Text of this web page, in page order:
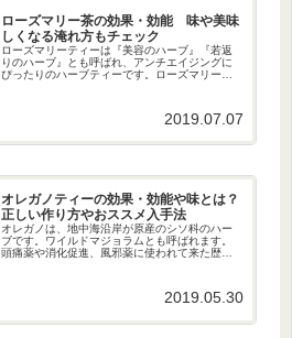
ローズマリー茶の効果・効能 味や美味
しくなる淹れ方もチェック
ローズマリーティーは『美容のハーブ』『若返
りのハーブ』とも呼ばれ、アンチエイジングに
ぴったりのハーブティーです。ローズマリー
2019.07.07
オレガノティーの効果・効能や味とは？
正しい作り方やおススメ入手法
オレガノは、地中海沿岸が原産のシソ科のハー
ブです。ワイルドマジョラムとも呼ばれます。
頭痛薬や消化促進、風邪薬に使われて来た歴史
たほうがオレガノの清涼感のある...2019.05.30